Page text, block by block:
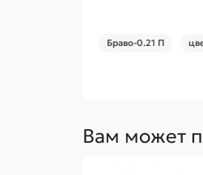
Браво-0.21 П
Вам может